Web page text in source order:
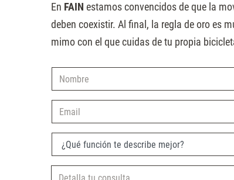
En FAIN estamos convencidos de que la
deben coexistir. Al final, la regla de oro es
mimo con el que cuidas de tu propia
Nombre
Email
¿Qué función te describe mejor?